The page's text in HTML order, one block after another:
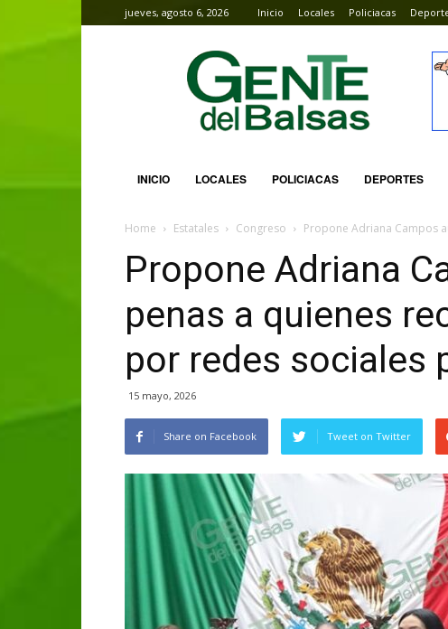
jueves, agosto 6, 2026 Inicio Locales Policiacas
Gente
del
Balsas
INICIO LOCALES POLICIACAS DEPORTES
Home Estatales Congreso Propone Adriana Campos
Propone Adriana
penas a quienes
por redes sociales
15 mayo, 2026
Share on Facebook Tweet on Twitter